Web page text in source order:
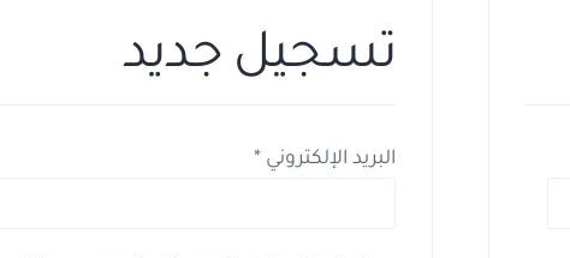
تسجيل جديد
البريد الإلكتروني*